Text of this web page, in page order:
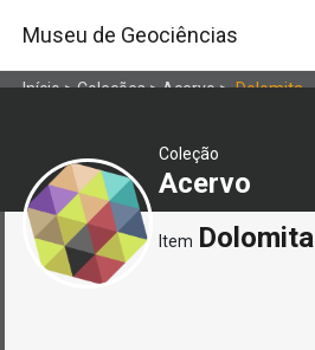
Museu de Geociências
Início>Coleções>Acervo>Dolomita
Coleção
Acervo
Item Dolomita